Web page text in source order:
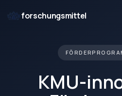
forschungsmittel
KMU-